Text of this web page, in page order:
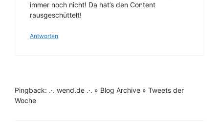
immer noch nicht! Da hat’s den Content
rausgeschüttelt!
Antworten
Pingback: .·. wend.de .·. » Blog Archive » Tweets der
Woche